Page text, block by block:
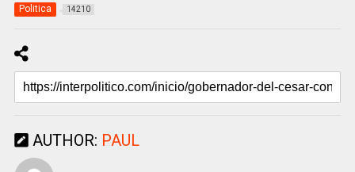
Politica 14210
AUTHOR: PAUL